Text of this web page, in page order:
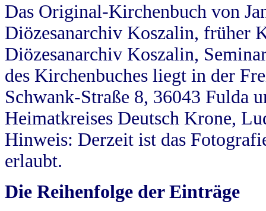
Das Original-Kirchenbuch von
Diözesanarchiv Koszalin, früher
Diözesanarchiv Koszalin,
des Kirchenbuches liegt in der
Schwank-Straße 8, 36043 Fulda
Heimatkreises Deutsch Krone,
Hinweis: Derzeit ist das
erlaubt.
Die Reihenfolge der Einträge